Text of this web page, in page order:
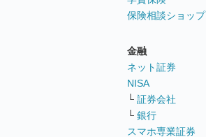
保険相談ショップ
金融
ネット証券
NISA
└ 証券会社
└ 銀行
スマホ専業証券